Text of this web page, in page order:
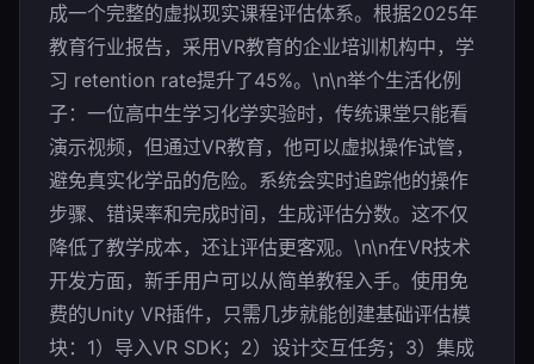
成一个完整的虚拟现实课程评估体系。根据2025年
教育行业报告，采用VR教育的企业培训机构中，学
习 retention rate提升了45%。\n\n举个生活化例
子：一位高中生学习化学实验时，传统课堂只能看
演示视频，但通过VR教育，他可以虚拟操作试管，
避免真实化学品的危险。系统会实时追踪他的操作
步骤、错误率和完成时间，生成评估分数。这不仅
降低了教学成本，还让评估更客观。\n\n在VR技术
开发方面，新手用户可以从简单教程入手。使用免
费的Unity VR插件，只需几步就能创建基础评估模
块：1）导入VR SDK；2）设计交互任务；3）集成